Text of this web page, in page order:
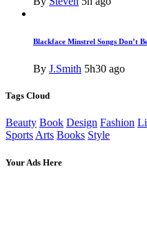
Blackface Minstrel Songs Don’t
By J.Smith 5h30 ago
Tags Cloud
Beauty Book Design Fashion
Sports Arts Books Style
Your Ads Here